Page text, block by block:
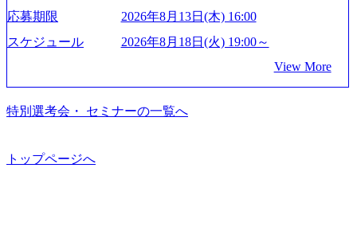
mages/20250502152751_46c65543-87ef-4e86-a85a-8649e1c532f9
_956x512.webp https://storage.googleapis.com/our-vision-producti
on.appspot.com/public/images/20250502152804_ba6aaa1a-9ffc-4f
m/our-vision-production.appspot.com/public/images/202505021528
ング会社で、NRI、NTTDATAと同じく世界のFinTech Ranki
開発、運用保守と言った全工程を行う「一気通貫体制」が
特長 ビジネスへの深い理解を持つコンサルタントが集うXs
世界トップクラスのシェアを有している 技術と対話を通じ
て未来を創造し、社会課題の解決に貢献することを目指し
ている Mission:私たちの技術/私たちの対話 Vision:夢を未来
話 IoT社会の浸透、AIの加速等により半導体需要は世界中で
急伸長しており、それに伴い半導体製造装置の需要も伸長
中 https://storage.googleapis.com/our-vision-production.appspot.co
on-production.appspot.com/public/images/20260224131052_2abe7
cb8-329e-4a45-a8f5-73d9728b2cd7_1200x486.webp https://storag
応募期限
2026年8月13日(木) 16:00
スケジュール
2026年8月18日(火) 19:00～
View More
特別選考会・ セミナーの一覧へ
トップページへ